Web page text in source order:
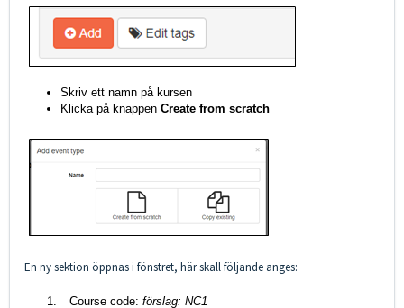
Skriv ett namn på kursen
Klicka på knappen Create from scratch
En ny sektion öppnas i fönstret, här skall följande anges:
Course code: förslag: NC1